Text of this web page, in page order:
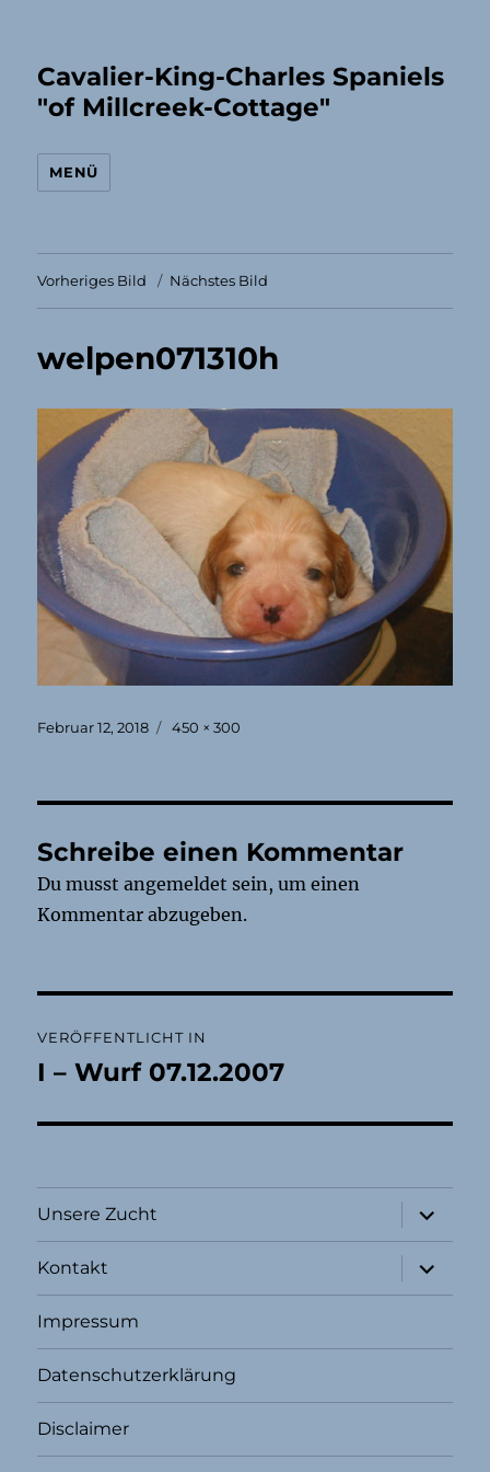
Cavalier-King-Charles Spaniels
"of Millcreek-Cottage"
MENÜ
Vorheriges Bild Nächstes Bild
welpen071310h
Veröffentlicht
Februar 12, 2018 Originalgröße
450 × 300
Schreibe einen Kommentar
Du musstangemeldet sein, um einen
Kommentar abzugeben.
VERÖFFENTLICHT IN
I – Wurf 07.12.2007
Unsere Zucht
öffnen
Kontakt
öffnen
Impressum
Datenschutzerklärung
Disclaimer